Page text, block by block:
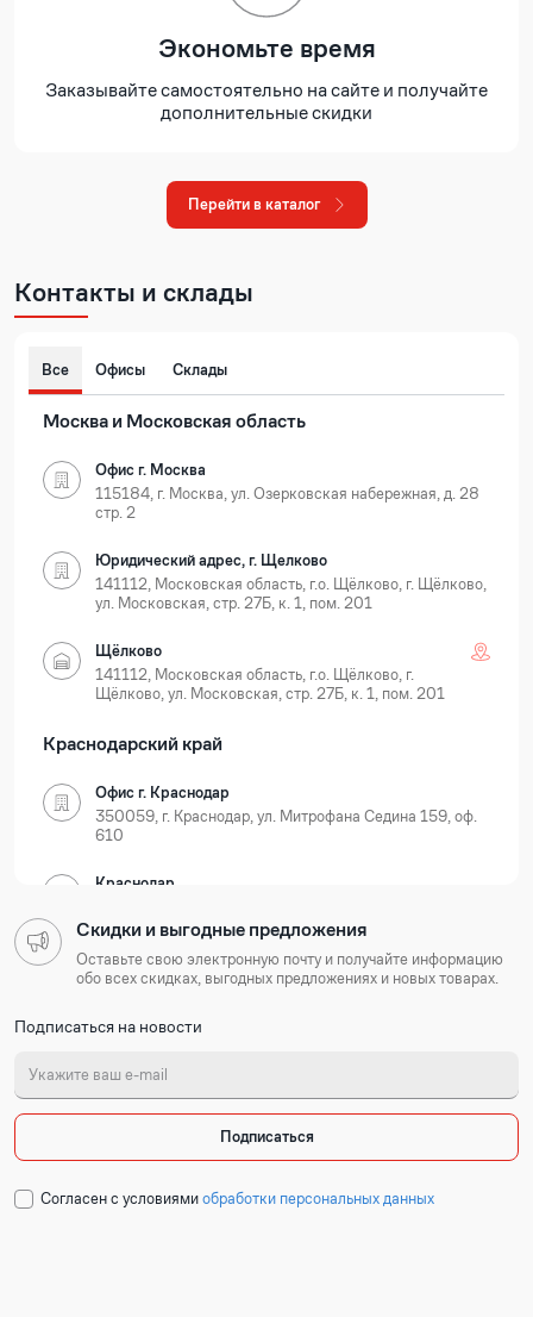
Экономьте время
Заказывайте самостоятельно на сайте и получайте
дополнительные скидки
Перейти в каталог
Контакты и склады
Все Офисы Склады
Москва и Московская область
Офис г. Москва
115184, г. Москва, ул. Озерковская набережная, д. 28
стр. 2
Юридический адрес, г. Щелково
141112, Московская область, г.о. Щёлково, г. Щёлково,
ул. Московская, стр. 27Б, к. 1, пом. 201
Щёлково
141112, Московская область, г.о. Щёлково, г.
Щёлково, ул. Московская, стр. 27Б, к. 1, пом. 201
Краснодарский край
Офис г. Краснодар
350059, г. Краснодар, ул. Митрофана Седина 159, оф.
610
Краснодар
Нижегородская область
603105, г. Нижний Новгород, Ошарская 77А, БЦ
Нижний Новгород
603127, г. Нижний Новгород, ул. Коновалова, д. 6
Скидки и выгодные предложения
Оставьте свою электронную почту и получайте информацию
обо всех скидках, выгодных предложениях и новых товарах.
Подписаться на новости
Подписаться
Cогласен с условиямиобработки персональных данных